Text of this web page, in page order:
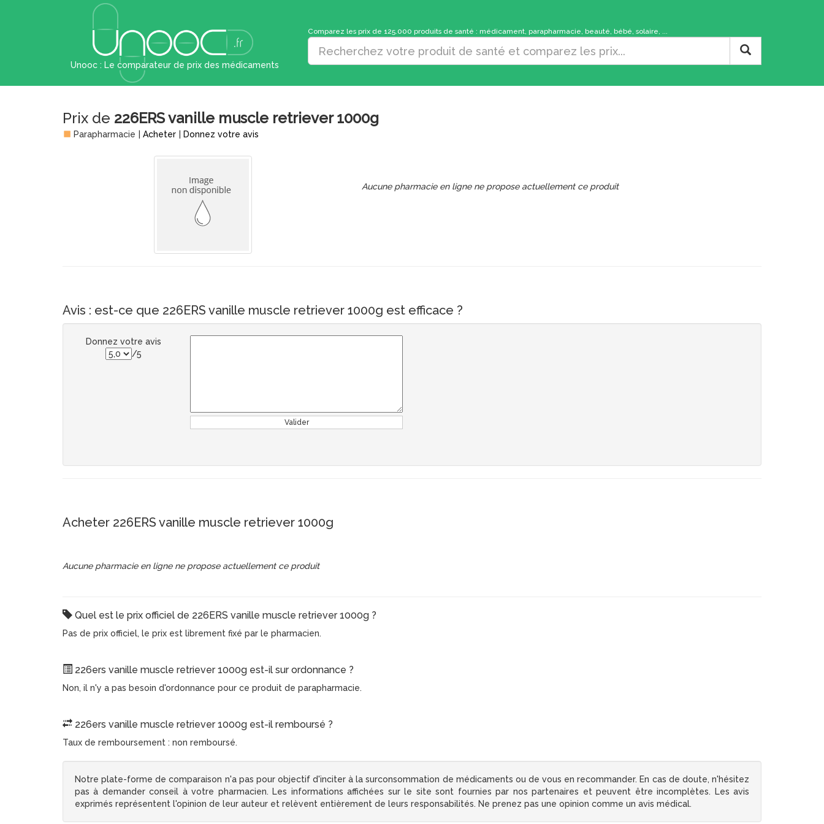
Unooc : Le comparateur de prix des médicaments
Comparez les prix de 125.000 produits de santé : médicament, parapharmacie, beauté, bébé, solaire, ...
Prix de 226ERS vanille muscle retriever 1000g
Parapharmacie Acheter Donnez votre avis
Aucune pharmacie en ligne ne propose actuellement ce produit
Avis : est-ce que 226ERS vanille muscle retriever 1000g est efficace ?
Donnez votre avis
/5
Valider
Acheter 226ERS vanille muscle retriever 1000g
Aucune pharmacie en ligne ne propose actuellement ce produit
Quel est le prix officiel de 226ERS vanille muscle retriever 1000g ?
Pas de prix officiel, le prix est librement fixé par le pharmacien.
226ers vanille muscle retriever 1000g est-il sur ordonnance ?
Non, il n'y a pas besoin d'ordonnance pour ce produit de parapharmacie.
226ers vanille muscle retriever 1000g est-il remboursé ?
Taux de remboursement : non remboursé.
Notre plate-forme de comparaison n'a pas pour objectif d'inciter à la surconsommation de médicaments ou de vous en recommander. En cas de doute, n'hésitez
pas à demander conseil à votre pharmacien. Les informations affichées sur le site sont fournies par nos partenaires et peuvent être incomplètes. Les avis
exprimés représentent l'opinion de leur auteur et relèvent entièrement de leurs responsabilités. Ne prenez pas une opinion comme un avis médical.